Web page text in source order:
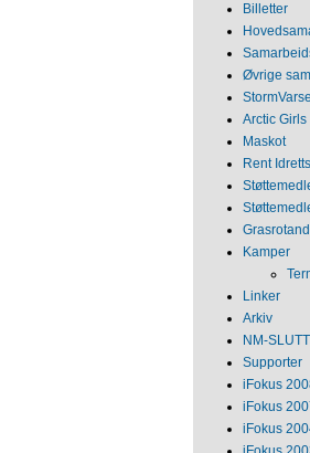
Billetter
Øvrige
Arctic Girls
Maskot
Rent
Kamper
Linker
Arkiv
Supporter
iFokus
iFokus
iFokus